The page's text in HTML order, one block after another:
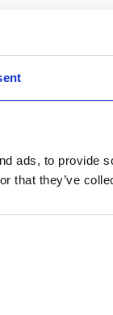
ads, to provide
that they’ve